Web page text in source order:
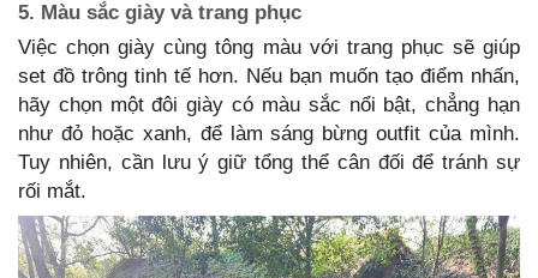
5. Màu sắc giày và trang phục
Việc chọn giày cùng tông màu với trang phục sẽ giúp
set đồ trông tinh tế hơn. Nếu bạn muốn tạo điểm nhấn,
hãy chọn một đôi giày có màu sắc nổi bật, chẳng hạn
như đỏ hoặc xanh, để làm sáng bừng outfit của mình.
Tuy nhiên, cần lưu ý giữ tổng thể cân đối để tránh sự
rối mắt.